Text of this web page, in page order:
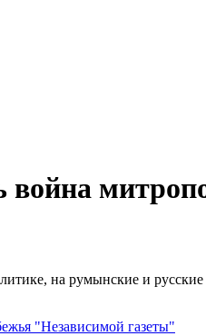
война
на румынские и русские
"Независимой газеты"